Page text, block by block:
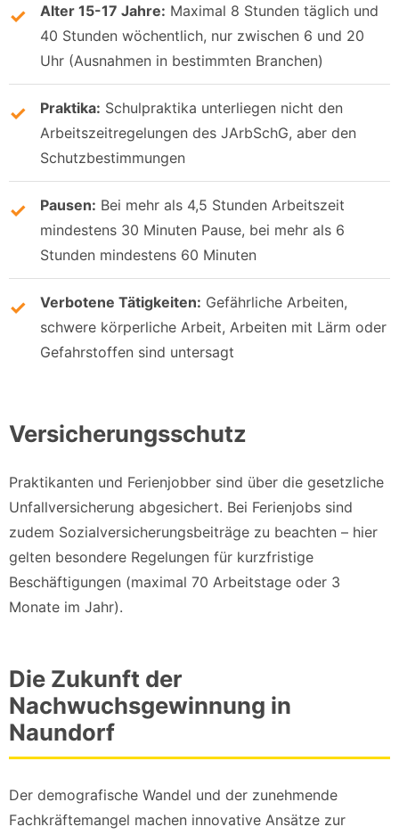
Alter 15-17 Jahre: Maximal 8 Stunden täglich und
40 Stunden wöchentlich, nur zwischen 6 und 20
Uhr (Ausnahmen in bestimmten Branchen)
Praktika: Schulpraktika unterliegen nicht den
Arbeitszeitregelungen des JArbSchG, aber den
Schutzbestimmungen
Pausen: Bei mehr als 4,5 Stunden Arbeitszeit
mindestens 30 Minuten Pause, bei mehr als 6
Stunden mindestens 60 Minuten
Verbotene Tätigkeiten: Gefährliche Arbeiten,
schwere körperliche Arbeit, Arbeiten mit Lärm oder
Gefahrstoffen sind untersagt
Versicherungsschutz
Praktikanten und Ferienjobber sind über die gesetzliche
Unfallversicherung abgesichert. Bei Ferienjobs sind
zudem Sozialversicherungsbeiträge zu beachten – hier
gelten besondere Regelungen für kurzfristige
Beschäftigungen (maximal 70 Arbeitstage oder 3
Monate im Jahr).
Die Zukunft der
Nachwuchsgewinnung in
Naundorf
Der demografische Wandel und der zunehmende
Fachkräftemangel machen innovative Ansätze zur